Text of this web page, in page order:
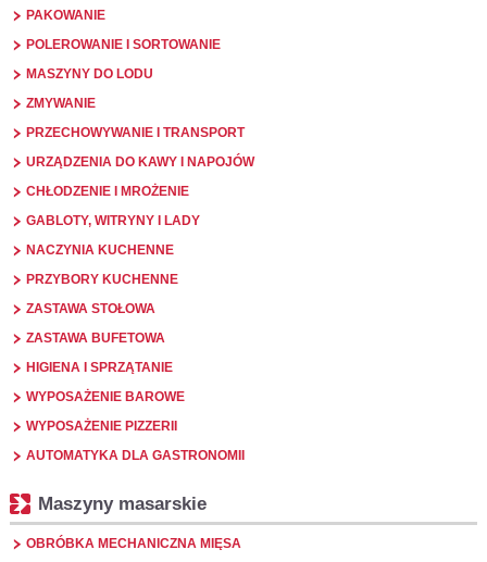
PAKOWANIE
POLEROWANIE I SORTOWANIE
MASZYNY DO LODU
ZMYWANIE
PRZECHOWYWANIE I TRANSPORT
URZĄDZENIA DO KAWY I NAPOJÓW
CHŁODZENIE I MROŻENIE
GABLOTY, WITRYNY I LADY
NACZYNIA KUCHENNE
PRZYBORY KUCHENNE
ZASTAWA STOŁOWA
ZASTAWA BUFETOWA
HIGIENA I SPRZĄTANIE
WYPOSAŻENIE BAROWE
WYPOSAŻENIE PIZZERII
AUTOMATYKA DLA GASTRONOMII
Maszyny masarskie
OBRÓBKA MECHANICZNA MIĘSA